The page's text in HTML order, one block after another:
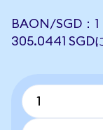
BAON/SGD：1
305.0441 SGD